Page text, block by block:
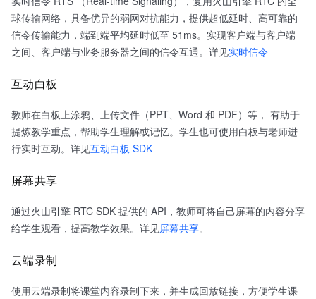
球传输网络，具备优异的弱网对抗能力，提供超低延时、高可靠的
信令传输能力，端到端平均延时低至 51ms。实现客户端与客户端
之间、客户端与业务服务器之间的信令互通。详见实时信令
互动白板
教师在白板上涂鸦、上传文件（PPT、Word 和 PDF）等， 有助于
提炼教学重点，帮助学生理解或记忆。学生也可使用白板与老师进
行实时互动。详见互动白板 SDK
屏幕共享
通过火山引擎 RTC SDK 提供的 API，教师可将自己屏幕的内容分享
给学生观看，提高教学效果。详见屏幕共享。
云端录制
使用云端录制将课堂内容录制下来，并生成回放链接，方便学生课